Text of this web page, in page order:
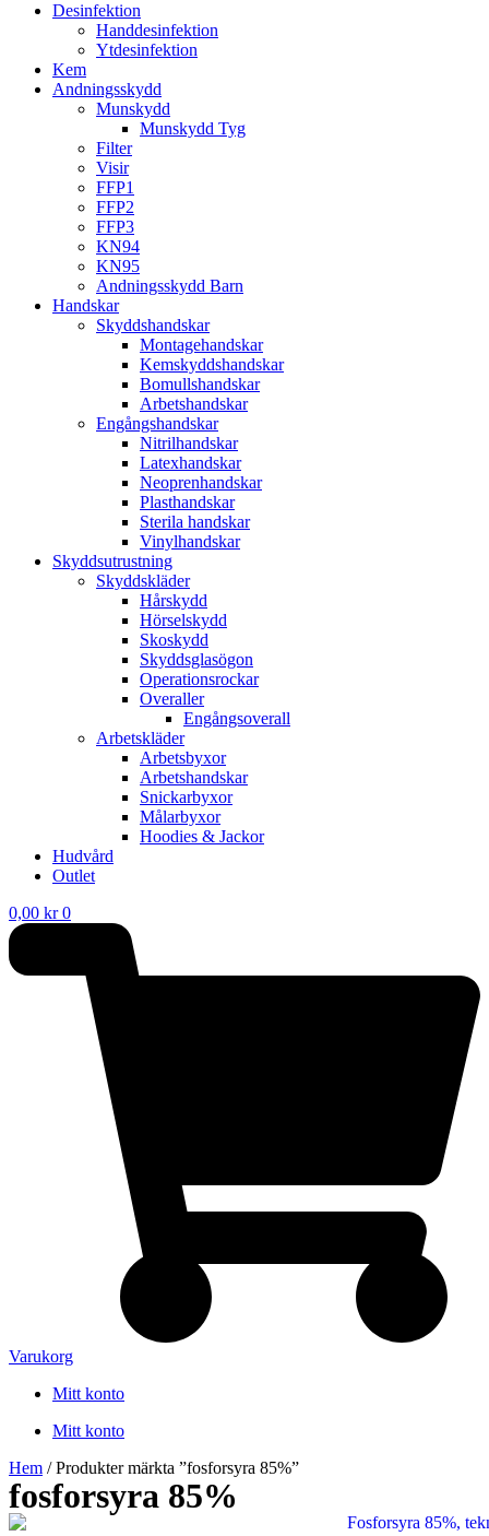
Desinfektion
Handdesinfektion
Ytdesinfektion
Kem
Andningsskydd
Munskydd
Munskydd Tyg
Filter
Visir
FFP1
FFP2
FFP3
KN94
KN95
Andningsskydd Barn
Handskar
Skyddshandskar
Montagehandskar
Kemskyddshandskar
Bomullshandskar
Arbetshandskar
Engångshandskar
Nitrilhandskar
Latexhandskar
Neoprenhandskar
Plasthandskar
Sterila handskar
Vinylhandskar
Skyddsutrustning
Skyddskläder
Hårskydd
Hörselskydd
Skoskydd
Skyddsglasögon
Operationsrockar
Overaller
Engångsoverall
Arbetskläder
Arbetsbyxor
Arbetshandskar
Snickarbyxor
Målarbyxor
Hoodies & Jackor
Hudvård
Outlet
0,00 kr 0
Varukorg
Mitt konto
Mitt konto
Hem / Produkter märkta ”fosforsyra 85%”
fosforsyra 85%